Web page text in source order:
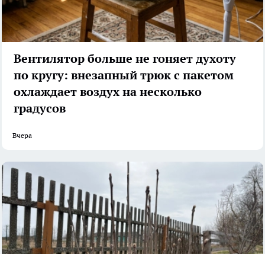
Вентилятор больше не гоняет духоту
по кругу: внезапный трюк с пакетом
охлаждает воздух на несколько
градусов
Вчера